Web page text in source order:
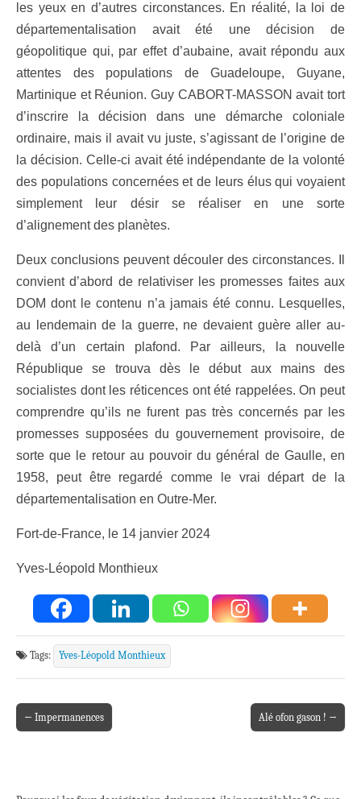
les yeux en d’autres circonstances. En réalité, la loi de
départementalisation avait été une décision de
géopolitique qui, par effet d’aubaine, avait répondu aux
attentes des populations de Guadeloupe, Guyane,
Martinique et Réunion. Guy CABORT-MASSON avait tort
d’inscrire la décision dans une démarche coloniale
ordinaire, mais il avait vu juste, s’agissant de l’origine de
la décision. Celle-ci avait été indépendante de la volonté
des populations concernées et de leurs élus qui voyaient
simplement leur désir se réaliser en une sorte
d’alignement des planètes.
Deux conclusions peuvent découler des circonstances. Il
convient d’abord de relativiser les promesses faites aux
DOM dont le contenu n’a jamais été connu. Lesquelles,
au lendemain de la guerre, ne devaient guère aller au-
delà d’un certain plafond. Par ailleurs, la nouvelle
République se trouva dès le début aux mains des
socialistes dont les réticences ont été rappelées. On peut
comprendre qu’ils ne furent pas très concernés par les
promesses supposées du gouvernement provisoire, de
sorte que le retour au pouvoir du général de Gaulle, en
1958, peut être regardé comme le vrai départ de la
départementalisation en Outre-Mer.
Fort-de-France, le 14 janvier 2024
Yves-Léopold Monthieux
Tags: Yves-Léopold Monthieux
Post navigation
← Impermanences Alé ofon gason ! →